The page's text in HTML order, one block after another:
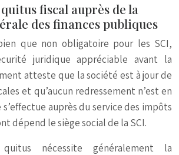
fiscal auprès de la
des finances publiques
que non obligatoire pour les SCI,
juridique appréciable avant la
atteste que la société est à jour de
et qu’aucun redressement n’est en
s’effectue auprès du service des impôts
dépend le siège social de la SCI.
nécessite généralement la